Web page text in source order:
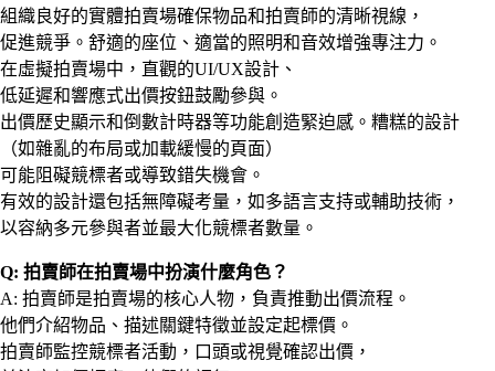
組織良好的實體拍賣場確保物品和拍賣師的清晰視線，
促進競爭。舒適的座位、適當的照明和音效增強專注力。
在虛擬拍賣場中，直觀的UI/UX設計、
低延遲和響應式出價按鈕鼓勵參與。
出價歷史顯示和倒數計時器等功能創造緊迫感。糟糕的設計
（如雜亂的布局或加載緩慢的頁面）
可能阻礙競標者或導致錯失機會。
有效的設計還包括無障礙考量，如多語言支持或輔助技術，
以容納多元參與者並最大化競標者數量。
Q: 拍賣師在拍賣場中扮演什麼角色？
A: 拍賣師是拍賣場的核心人物，負責推動出價流程。
他們介紹物品、描述關鍵特徵並設定起標價。
拍賣師監控競標者活動，口頭或視覺確認出價，